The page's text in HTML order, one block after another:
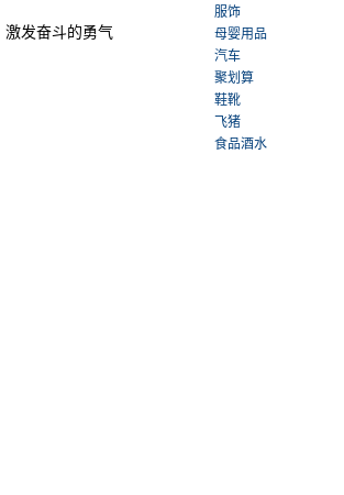
发奋斗的勇气
服饰
母婴用品
汽车
聚划算
鞋靴
飞猪
食品酒水